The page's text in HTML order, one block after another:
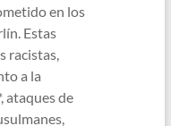
en los
Estas
racistas,
a la
ataques de